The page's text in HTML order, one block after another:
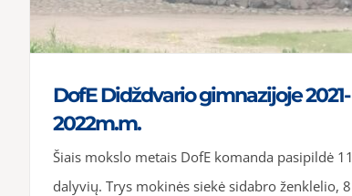
DofE Didždvario gimnazijoje 2021-
2022m.m.
Šiais mokslo metais DofE komanda pasipildė 11
dalyvių. Trys mokinės siekė sidabro ženklelio, 8